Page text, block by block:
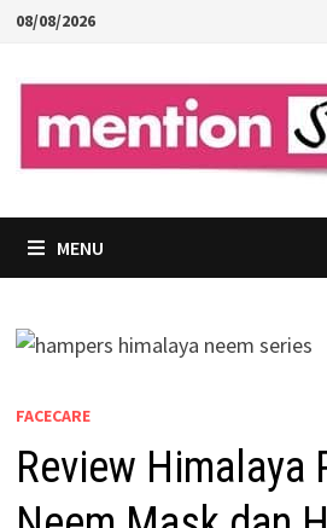
Skip
content
08/08/2026
MENU
FACECARE
Review Himalaya